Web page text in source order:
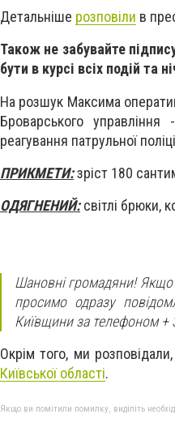
Детальніше розповіли в
Також не забувайте
бути в курсі всіх подій та
На розшук Максима
Броварського управління
реагування патрульної
ПРИКМЕТИ:зріст 180
ОДЯГНЕНИЙ:світлі брюки,
Шановні громадяни! Якщо
просимо одразу
Київщини за телефоном +
Окрім того, ми
Київської області.
Якщо ви помітили помилку, виділіть